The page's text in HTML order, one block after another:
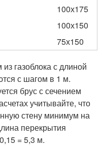
100х175
100х150
75х150
газоблока с длиной
с шагом в 1 м.
брус с сечением
учитывайте, что
стену минимум на
перекрытия
= 5,3 м.